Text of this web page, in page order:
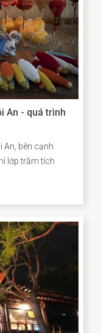
An - quá trình
An, bên cạnh
lớp trầm tích
dân địa
kiểm kê, nhận
các Di sản văn
hệ thống,
trọng cho chiến
bối cảnh